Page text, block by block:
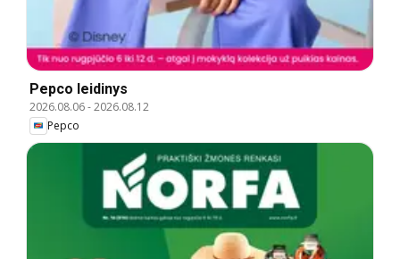
Pepco leidinys
2026.08.06-2026.08.12
Pepco